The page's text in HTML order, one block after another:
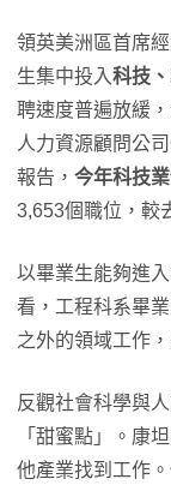
領英美洲區首席
生集中投入科技
聘速度普遍放緩
人力資源顧問公
報告， 今年科技
3,653個職位，較
以畢業生能夠進
看，工程科系畢
之外的領域工作
反觀社會科學與
「甜蜜點」。康
他產業找到工作